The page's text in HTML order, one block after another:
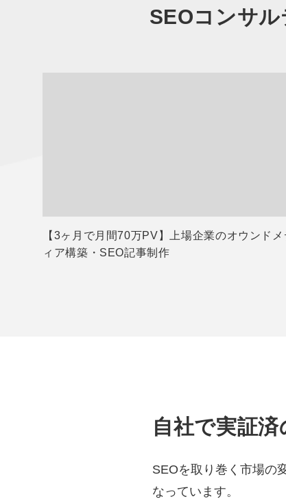
SEOコンサ
【3ヶ月で月間70万PV】上場企業のオウンドメ
ィア構築・SEO記事制作
自社で実証
SEOを取り巻く市場の
なっています。